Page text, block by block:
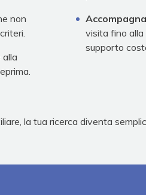
non
alla
visita fino alla
supporto
la tua ricerca diventa